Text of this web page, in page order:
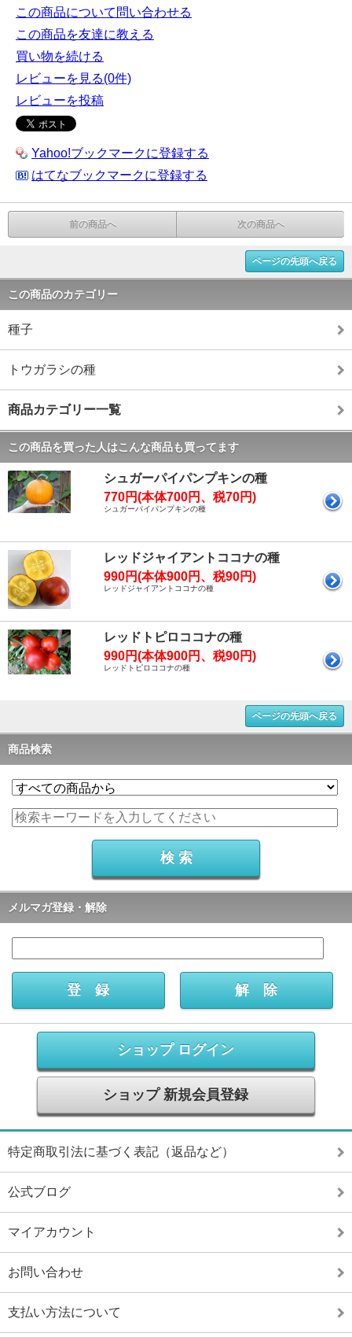
この商品について問い合わせる
この商品を友達に教える
買い物を続ける
レビューを見る(0件)
レビューを投稿
Yahoo!ブックマークに登録する
はてなブックマークに登録する
前の商品へ 次の商品へ
ページの先頭へ戻る
この商品のカテゴリー
種子
トウガラシの種
商品カテゴリー一覧
この商品を買った人はこんな商品も買ってます
シュガーパイパンプキンの種
770円(本体700円、税70円)
シュガーパイパンプキンの種
レッドジャイアントココナの種
990円(本体900円、税90円)
レッドジャイアントココナの種
レッドトピロココナの種
990円(本体900円、税90円)
レッドトピロココナの種
ページの先頭へ戻る
商品検索
メルマガ登録・解除
ショップ ログイン
ショップ 新規会員登録
特定商取引法に基づく表記（返品など）
公式ブログ
マイアカウント
お問い合わせ
支払い方法について